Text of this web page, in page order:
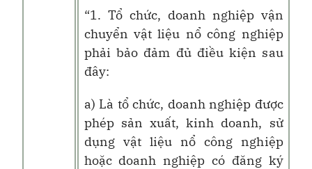
“1. Tổ chức, doanh nghiệp vận
chuyển vật liệu nổ công nghiệp
phải bảo đảm đủ điều kiện sau
đây:
a) Là tổ chức, doanh nghiệp được
phép sản xuất, kinh doanh, sử
dụng vật liệu nổ công nghiệp
hoặc doanh nghiệp có đăng ký